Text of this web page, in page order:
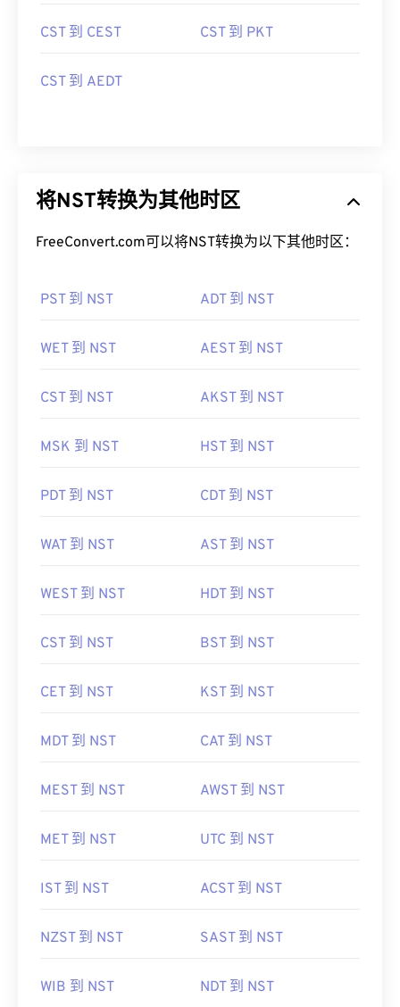
CST 到 CEST CST 到 PKT
CST 到 AEDT
将NST转换为其他时区
FreeConvert.com可以将NST转换为以下其他时区：
PST 到 NST ADT 到 NST
WET 到 NST AEST 到 NST
CST 到 NST AKST 到 NST
MSK 到 NST HST 到 NST
PDT 到 NST CDT 到 NST
WAT 到 NST AST 到 NST
WEST 到 NST HDT 到 NST
CST 到 NST BST 到 NST
CET 到 NST KST 到 NST
MDT 到 NST CAT 到 NST
MEST 到 NST AWST 到 NST
MET 到 NST UTC 到 NST
IST 到 NST ACST 到 NST
NZST 到 NST SAST 到 NST
WIB 到 NST NDT 到 NST